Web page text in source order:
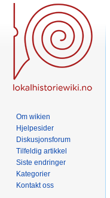
Om wikien
Hjelpesider
Diskusjonsforum
Tilfeldig artikkel
Siste endringer
Kategorier
Kontakt oss